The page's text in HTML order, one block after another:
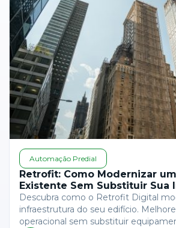
Automação Predial
Retrofit: Como Modernizar
Existente Sem Substituir Sua
Descubra como o Retrofit Digital
infraestrutura do seu edifício.
operacional sem substituir